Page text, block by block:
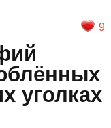
9
уголках